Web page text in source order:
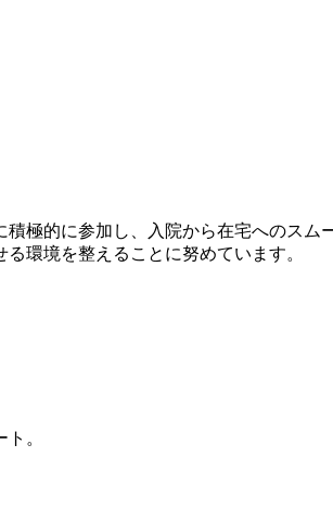
極的に参加し、入院から在宅へのスム
環境を整えることに努めています。
。